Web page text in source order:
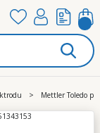
Mettler Toledo